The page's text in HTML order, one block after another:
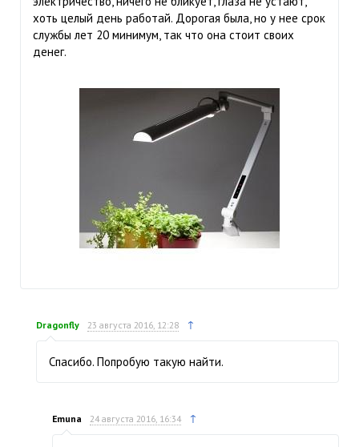
хоть целый день работай. Дорогая была, но у нее срок
службы лет 20 минимум, так что она стоит своих
денег.
Dragonfly 23 августа 2016, 12:28 ↑
Спасибо. Попробую такую найти.
Emuna 24 августа 2016, 16:34 ↑